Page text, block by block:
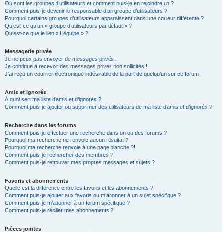
Où sont les groupes d’utilisateurs et comment puis-je en rejoindre un ?
Comment puis-je devenir le responsable d’un groupe d’utilisateurs ?
Pourquoi certains groupes d’utilisateurs apparaissent dans une couleur différente ?
Qu’est-ce qu’un « groupe d’utilisateurs par défaut » ?
Qu’est-ce que le lien « L’équipe » ?
Messagerie privée
Je ne peux pas envoyer de messages privés !
Je continue à recevoir des messages privés non sollicités !
J’ai reçu un courrier électronique indésirable de la part de quelqu’un sur ce forum !
Amis et ignorés
À quoi sert ma liste d’amis et d’ignorés ?
Comment puis-je ajouter ou supprimer des utilisateurs de ma liste d’amis et d’ignorés ?
Recherche dans les forums
Comment puis-je effectuer une recherche dans un ou des forums ?
Pourquoi ma recherche ne renvoie aucun résultat ?
Pourquoi ma recherche renvoie à une page blanche ?!
Comment puis-je rechercher des membres ?
Comment puis-je retrouver mes propres messages et sujets ?
Favoris et abonnements
Quelle est la différence entre les favoris et les abonnements ?
Comment puis-je ajouter aux favoris ou m’abonner à un sujet spécifique ?
Comment puis-je m’abonner à un forum spécifique ?
Comment puis-je résilier mes abonnements ?
Pièces jointes